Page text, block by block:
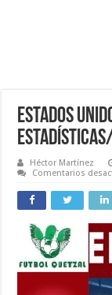
Estados
Héctor Martínez
Comentarios